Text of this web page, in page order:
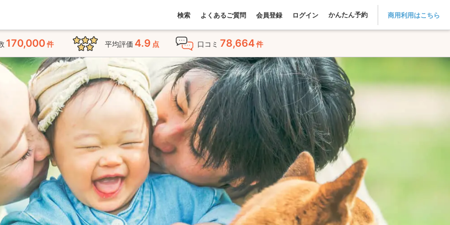
検索 よくあるご質問 会員登録 ログイン かんたん予約 商用利用はこちら
170,000件 平均評価 4.9 点 口コミ 78,664件